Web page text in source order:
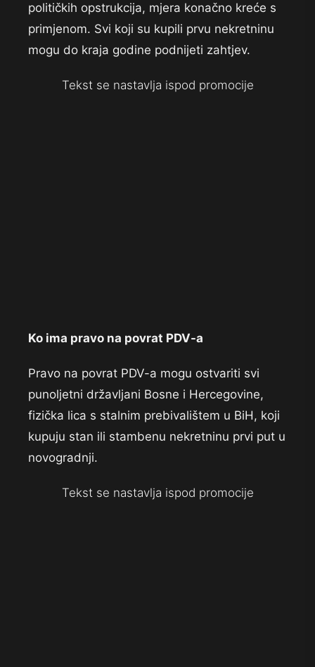
političkih opstrukcija, mjera konačno kreće s
primjenom. Svi koji su kupili prvu nekretninu
mogu do kraja godine podnijeti zahtjev.
Tekst se nastavlja ispod promocije
Ko ima pravo na povrat PDV-a
Pravo na povrat PDV-a mogu ostvariti svi
punoljetni državljani Bosne i Hercegovine,
fizička lica s stalnim prebivalištem u BiH, koji
kupuju stan ili stambenu nekretninu prvi put u
novogradnji.
Tekst se nastavlja ispod promocije